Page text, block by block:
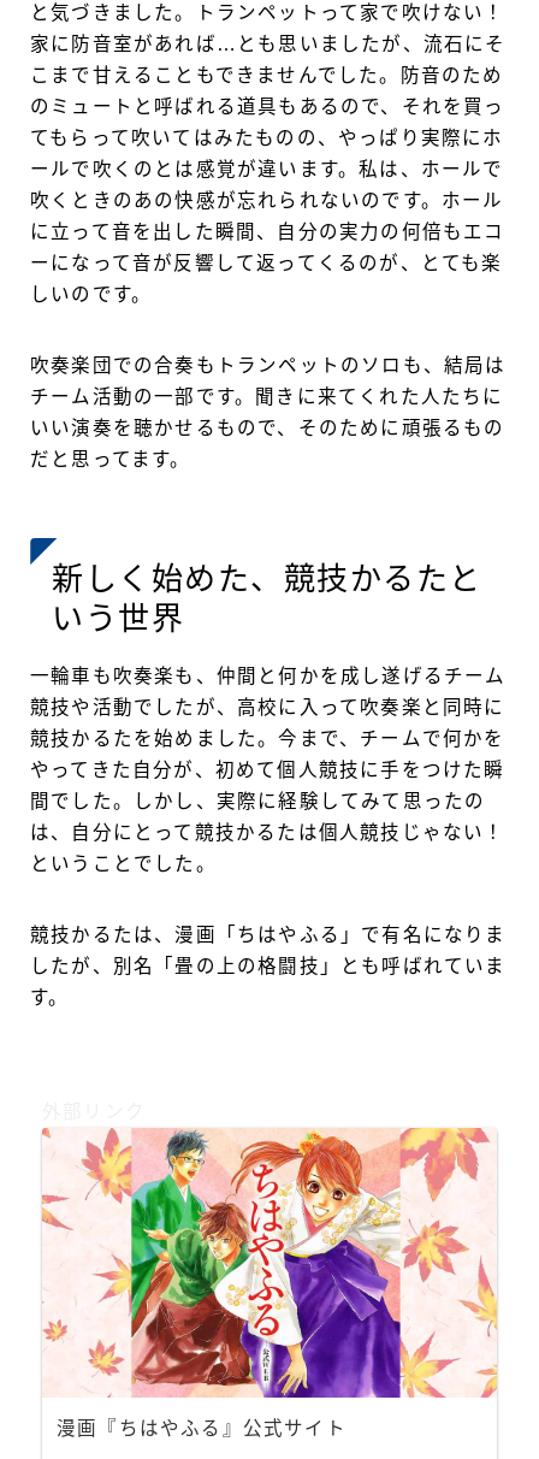
と気づきました。トランペットって家で吹けない！
家に防音室があれば…とも思いましたが、流石にそ
こまで甘えることもできませんでした。防音のため
のミュートと呼ばれる道具もあるので、それを買っ
てもらって吹いてはみたものの、やっぱり実際にホ
ールで吹くのとは感覚が違います。私は、ホールで
吹くときのあの快感が忘れられないのです。ホール
に立って音を出した瞬間、自分の実力の何倍もエコ
ーになって音が反響して返ってくるのが、とても楽
しいのです。
吹奏楽団での合奏もトランペットのソロも、結局は
チーム活動の一部です。聞きに来てくれた人たちに
いい演奏を聴かせるもので、そのために頑張るもの
だと思ってます。
新しく始めた、競技かるたと
いう世界
一輪車も吹奏楽も、仲間と何かを成し遂げるチーム
競技や活動でしたが、高校に入って吹奏楽と同時に
競技かるたを始めました。今まで、チームで何かを
やってきた自分が、初めて個人競技に手をつけた瞬
間でした。しかし、実際に経験してみて思ったの
は、自分にとって競技かるたは個人競技じゃない！
ということでした。
競技かるたは、漫画「ちはやふる」で有名になりま
したが、別名「畳の上の格闘技」とも呼ばれていま
す。
漫画『ちはやふる』公式サイト